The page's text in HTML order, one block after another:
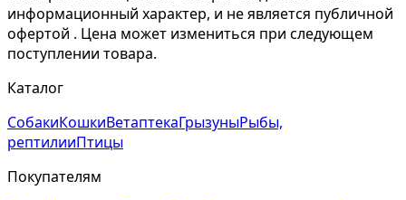
информационный характер, и не является публичной
офертой . Цена может измениться при следующем
поступлении товара.
Каталог
СобакиКошкиВетаптекаГрызуныРыбы,
рептилииПтицы
Покупателям